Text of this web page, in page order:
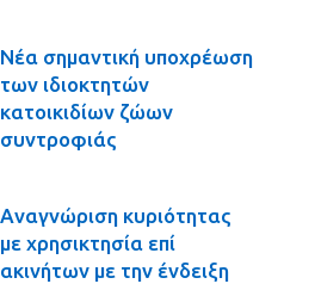
Νέα σημαντική υποχρέωση
των ιδιοκτητών
κατοικιδίων ζώων
συντροφιάς
Αναγνώριση κυριότητας
με χρησικτησία επί
ακινήτων με την ένδειξη